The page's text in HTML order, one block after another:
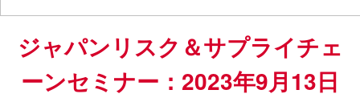
ジャパンリスク＆サプライチェ
ーンセミナー： 2023年9月 13 日